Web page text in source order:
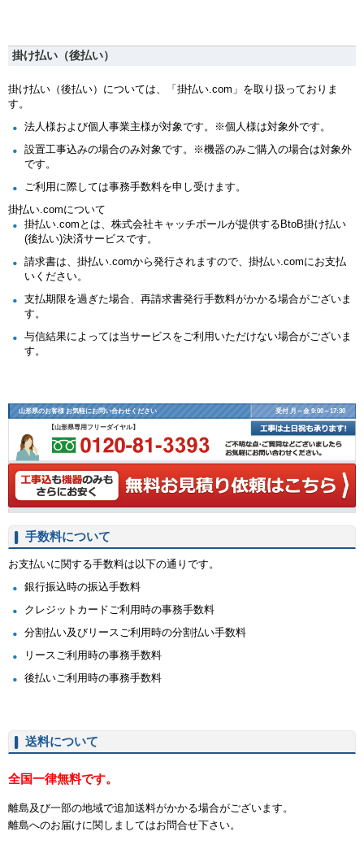
掛け払い（後払い）
掛け払い（後払い）については、「掛払い.com」を取り扱っておりま
す。
法人様および個人事業主様が対象です。※個人様は対象外です。
設置工事込みの場合のみ対象です。※機器のみご購入の場合は対象外
です。
ご利用に際しては事務手数料を申し受けます。
掛払い.comについて
掛払い.comとは、株式会社キャッチボールが提供するBtoB掛け払い
(後払い)決済サービスです。
請求書は、掛払い.comから発行されますので、掛払い.comにお支払
いください。
支払期限を過ぎた場合、再請求書発行手数料がかかる場合がございま
す。
与信結果によっては当サービスをご利用いただけない場合がございま
す。
山形県のお客様 お気軽にお問い合わせください 受付 月～金 9:00～17:30
【山形県専用フリーダイヤル】
手数料について
お支払いに関する手数料は以下の通りです。
銀行振込時の振込手数料
クレジットカードご利用時の事務手数料
分割払い及びリースご利用時の分割払い手数料
リースご利用時の事務手数料
後払いご利用時の事務手数料
送料について
全国一律無料です。
離島及び一部の地域で追加送料がかかる場合がございます。
離島へのお届けに関しましてはお問合せ下さい。